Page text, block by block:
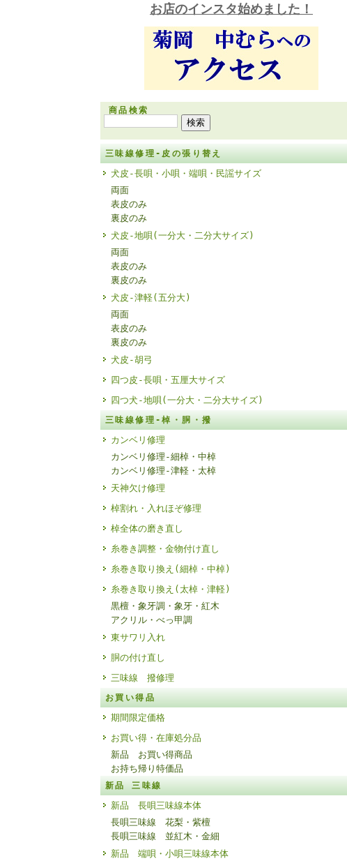
お店のインスタ始めました！
商品検索
三味線修理-皮の張り替え
犬皮-長唄・小唄・端唄・民謡サイズ
両面
表皮のみ
裏皮のみ
犬皮-地唄(一分大・二分大サイズ)
両面
表皮のみ
裏皮のみ
犬皮-津軽(五分大)
両面
表皮のみ
裏皮のみ
犬皮-胡弓
四つ皮-長唄・五厘大サイズ
四つ犬-地唄(一分大・二分大サイズ)
三味線修理-棹・胴・撥
カンベリ修理
カンベリ修理-細棹・中棹
カンベリ修理-津軽・太棹
天神欠け修理
棹割れ・入れほぞ修理
棹全体の磨き直し
糸巻き調整・金物付け直し
糸巻き取り換え(細棹・中棹)
糸巻き取り換え(太棹・津軽)
黒檀・象牙調・象牙・紅木
アクリル・べっ甲調
東サワリ入れ
胴の付け直し
三味線 撥修理
お買い得品
期間限定価格
お買い得・在庫処分品
新品 お買い得商品
お持ち帰り特価品
新品 三味線
新品 長唄三味線本体
長唄三味線 花梨・紫檀
長唄三味線 並紅木・金細
新品 端唄・小唄三味線本体